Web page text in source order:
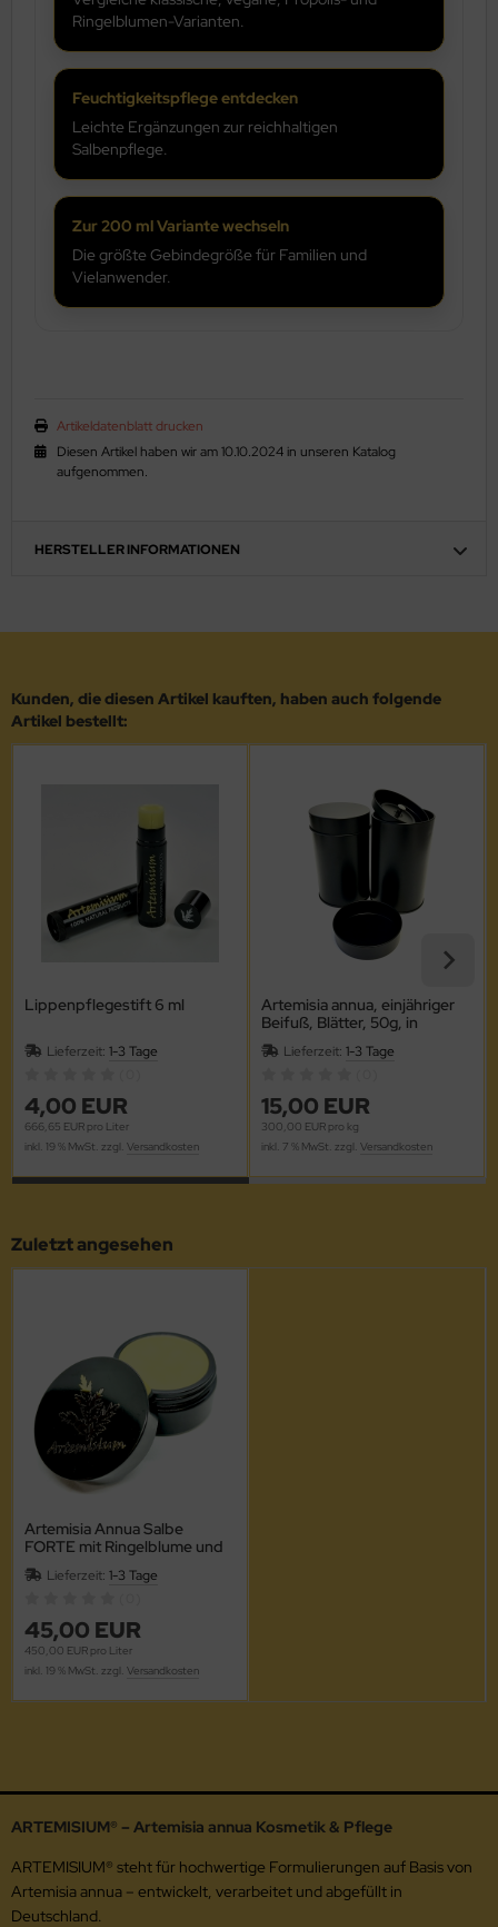
Ringelblumen-Varianten.
Feuchtigkeitspflege entdecken
Leichte Ergänzungen zur reichhaltigen
Salbenpflege.
Zur 200 ml Variante wechseln
Die größte Gebindegröße für Familien und
Vielanwender.
Artikeldatenblatt drucken
Diesen Artikel haben wir am 10.10.2024 in unseren Katalog
aufgenommen.
HERSTELLER INFORMATIONEN
Kunden, die diesen Artikel kauften, haben auch folgende
Artikel bestellt:
Lippenpflegestift 6 ml
Lieferzeit: 1-3 Tage
4,00 EUR
666,65 EUR pro Liter
inkl. 19 % MwSt. zzgl. Versandkosten
Artemisia annua, einjähriger
Beifuß, Blätter, 50g, in
Aromaschutzdose
Lieferzeit: 1-3 Tage
15,00 EUR
300,00 EUR pro kg
inkl. 7 % MwSt. zzgl. Versandkosten
Zuletzt angesehen
Artemisia Annua Salbe
FORTE mit Ringelblume und
Propolis 100 ml
Lieferzeit: 1-3 Tage
45,00 EUR
450,00 EUR pro Liter
inkl. 19 % MwSt. zzgl. Versandkosten
ARTEMISIUM® – Artemisia annua Kosmetik & Pflege
ARTEMISIUM® steht für hochwertige Formulierungen auf Basis von
Artemisia annua – entwickelt, verarbeitet und abgefüllt in
Deutschland.